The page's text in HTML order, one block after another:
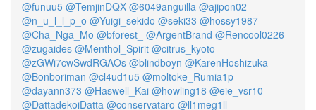
@funuu5 @TemjinDQX @6049anguilla @ajipon02
@n_u_l_l_p_o @Yuigi_sekido @seki33 @hossy1987
@Cha_Nga_Mo @bforest_ @ArgentBrand @Rencool0226
@zugaides @Menthol_Spirit @citrus_kyoto
@zGWi7cwSwdRGAOs @blindboyn @KarenHoshizuka
@Bonboriman @cl4ud1u5 @moltoke_Rumia1p
@dayann373 @Haswell_Kai @howling18 @eie_vsr10
@DattadekoiDatta @conservataro @ll1meg1ll